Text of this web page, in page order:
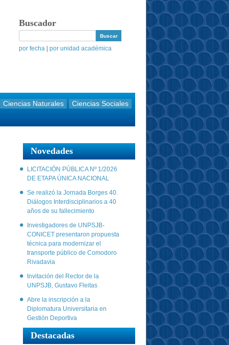
Buscador
por fecha por unidad académica
Ciencias Naturales
Ciencias Sociales
Novedades
LICITACIÓN PÚBLICA Nº 1/2026
DE ETAPA ÚNICA NACIONAL
Se realizó la Jornada Borges 40.
Diálogos Interdisciplinarios a 40
años de su fallecimiento
Investigadores de UNPSJB-
CONICET presentaron propuesta
técnica para modernizar el
transporte público de Comodoro
Rivadavia
Invitación del Rector de la
UNPSJB, Gustavo Fleitas
Abre la inscripción a la
Diplomatura Universitaria en
Gestión Deportiva
Destacadas